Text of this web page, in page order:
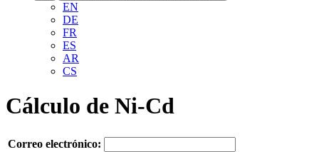
EN
DE
FR
ES
AR
CS
Cálculo de Ni-Cd
Correo electrónico: